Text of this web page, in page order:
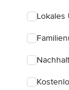
Lokales